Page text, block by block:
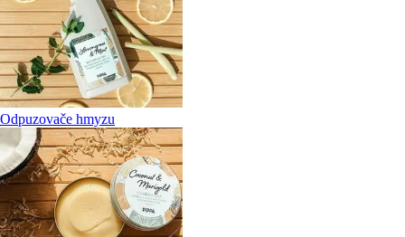
Odpuzovače hmyzu